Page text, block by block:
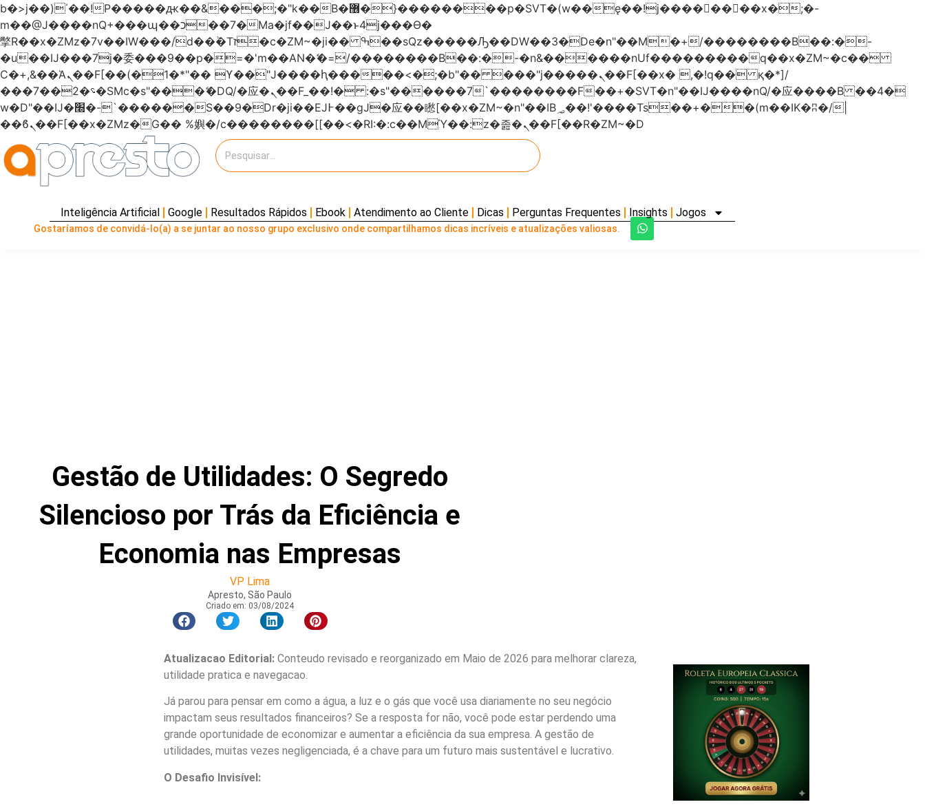
b�>j��)΄��!P�����ԫ��&���;�"k��B�޶�}��������p�SVT�(w��ę��!j��������x�;�-
m��@J����nQ+���պ��כ��7�Ma�jf��J��ͱ4j���Ѳ�
撆R��x�ZMz�7v��IW���/d��ٞ�Тז�c�ZM~�ji�� ߒ��sQz�����Ԡ��DW��3�De�n"��M�+/��������B��:�-
�u��IJ���7j�委���9��p�=�'m��AN�ޭ�=/��������B��:�-�n&������nUf���������q��x�ZM~�c��
Ϲ�+,&��Ὰܢ��F[��(�1�*"�� ϒ��"J����ԧ�����<�;�b"�� ���"j�����ܢ��F[��x� ,�!q�� қ�*]/
���؝�2��7�SMc�s"���ޭ�DQ/�应�ܢ��F_��!� :�s"������7`��������F��+�SVT�n"��IJ����nQ/�应����B ��4�
w�D"��IJ�׭�-`������S��9�Dr�ji��EJ߅��gJ�应��矁[��x�ZM~�n"��IB؃��!'����Тѕ��+��(m��IK�ʭ�/|
��ϐܢ��F[��x�ZMz�G�� %嬩�/c��������[[��<�RI:�:c��MΎ��:z�졾�ܢ��F[��R�ZM~�D
Inteligência Artificial Google Resultados Rápidos Ebook Atendimento ao Cliente Dicas Perguntas Frequentes Insights Jogos
Gostaríamos de convidá-lo(a) a se juntar ao nosso grupo exclusivo onde compartilhamos dicas incríveis e atualizações valiosas.
Gestão de Utilidades: O Segredo
Silencioso por Trás da Eficiência e
Economia nas Empresas
VP Lima
Apresto, São Paulo
Criado em: 03/08/2024
Atualizacao Editorial:Conteudo revisado e reorganizado em Maio de 2026 para melhorar clareza,
utilidade pratica e navegacao.
Já parou para pensar em como a água, a luz e o gás que você usa diariamente no seu negócio
impactam seus resultados financeiros? Se a resposta for não, você pode estar perdendo uma
grande oportunidade de economizar e aumentar a eficiência da sua empresa. A gestão de
utilidades, muitas vezes negligenciada, é a chave para um futuro mais sustentável e lucrativo.
O Desafio Invisível: